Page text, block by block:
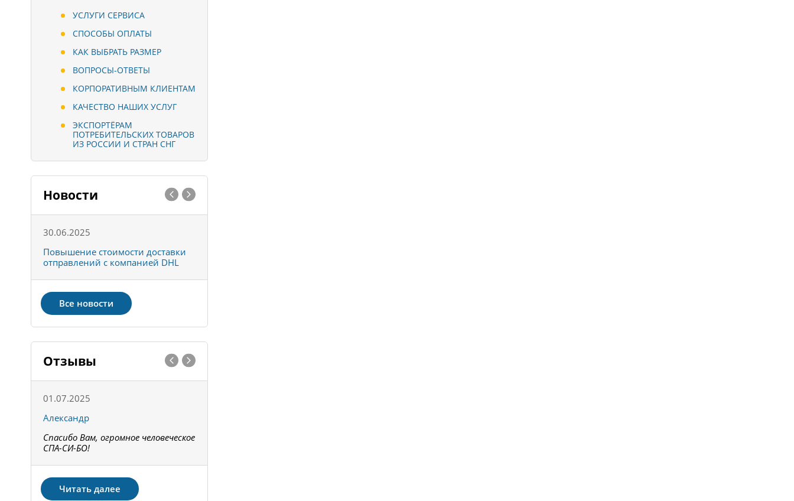
УСЛУГИ СЕРВИСА
СПОСОБЫ ОПЛАТЫ
КАК ВЫБРАТЬ РАЗМЕР
ВОПРОСЫ-ОТВЕТЫ
КОРПОРАТИВНЫМ КЛИЕНТАМ
КАЧЕСТВО НАШИХ УСЛУГ
ЭКСПОРТЁРАМ
ПОТРЕБИТЕЛЬСКИХ ТОВАРОВ
ИЗ РОССИИ И СТРАН СНГ
Новости
30.06.2025
Повышение стоимости доставки
отправлений с компанией DHL
Все новости
Отзывы
01.07.2025
Александр
Спасибо Вам, огромное человеческое
СПА-СИ-БО!
Читать далее